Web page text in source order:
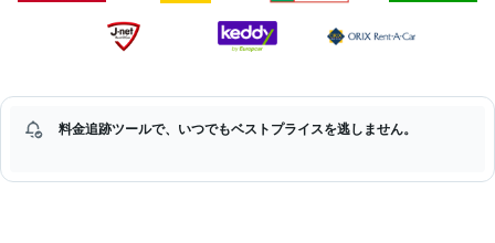
料金追跡ツールで、いつでもベストプライスを逃しません。